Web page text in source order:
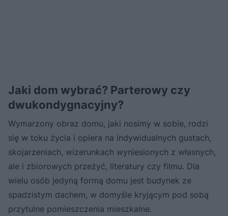
Jaki dom wybrać? Parterowy czy
dwukondygnacyjny?
Wymarzony obraz domu, jaki nosimy w sobie, rodzi
się w toku życia i opiera na indywidualnych gustach,
skojarzeniach, wizerunkach wyniesionych z własnych,
ale i zbiorowych przeżyć, literatury czy filmu. Dla
wielu osób jedyną formą domu jest budynek ze
spadzistym dachem, w domyśle kryjącym pod sobą
przytulne pomieszczenia mieszkalne.